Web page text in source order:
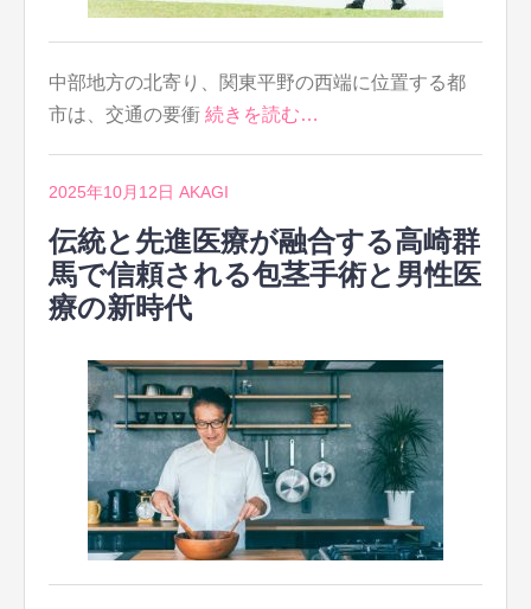
中部地方の北寄り、関東平野の西端に位置する都
市は、交通の要衝 続きを読む…
2025年10月12日 AKAGI
伝統と先進医療が融合する高崎群
馬で信頼される包茎手術と男性医
療の新時代